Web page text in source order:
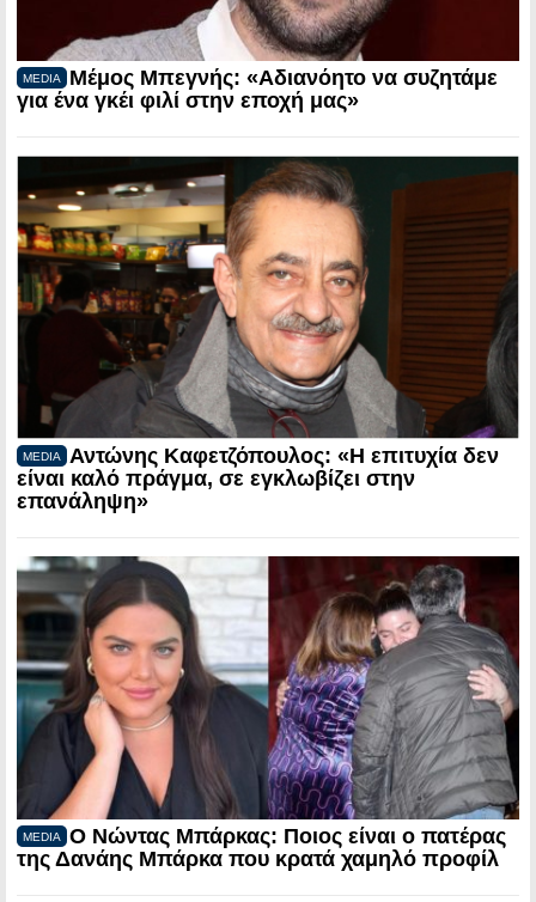
MEDIA
Μέμος Μπεγνής: «Αδιανόητο να συζητάμε
για ένα γκέι φιλί στην εποχή μας»
MEDIA
Αντώνης Καφετζόπουλος: «Η επιτυχία δεν
είναι καλό πράγμα, σε εγκλωβίζει στην
επανάληψη»
MEDIA
Ο Νώντας Μπάρκας: Ποιος είναι ο πατέρας
της Δανάης Μπάρκα που κρατά χαμηλό προφίλ